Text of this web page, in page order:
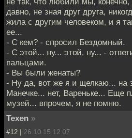
давно, не зная друг друга,
жила с другим человеком, и я
ее...
- С кем? - спросил Бездомный.
- С этой... ну... этой, ну... -
пальцами.
- Вы были женаты?
- Ну да, вот же я и щелкаю... на
Манечке... нет, Вареньке... Еще
музей... впрочем, я не помню.
Texen »
#12 | 26.10.15 12:07